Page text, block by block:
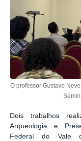
O professor Gustavo
Dois trabalhos
Arqueologia e
Federal do Vale